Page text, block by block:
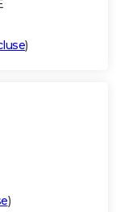
)
)